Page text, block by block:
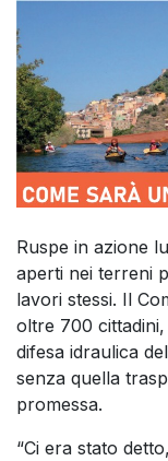
Ruspe in azione
aperti nei terreni
lavori stessi. Il
oltre 700 cittadini,
difesa idraulica
senza quella
promessa.
“Ci era stato